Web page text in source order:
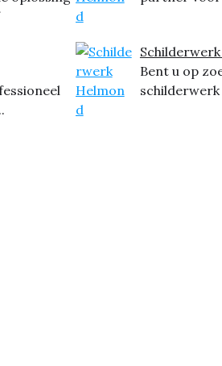
Bent u op
schilderwerk